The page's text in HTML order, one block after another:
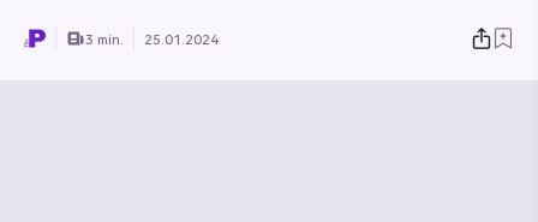
3 min. 25.01.2024